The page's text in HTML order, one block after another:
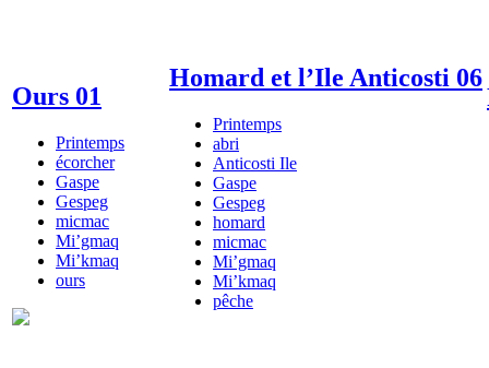
Ours 01
Printemps
écorcher
Gaspe
Gespeg
micmac
Mi’gmaq
Mi’kmaq
ours
Homard et l’Ile Anticosti 06
Printemps
abri
Anticosti Ile
Gaspe
Gespeg
homard
micmac
Mi’gmaq
Mi’kmaq
pêche